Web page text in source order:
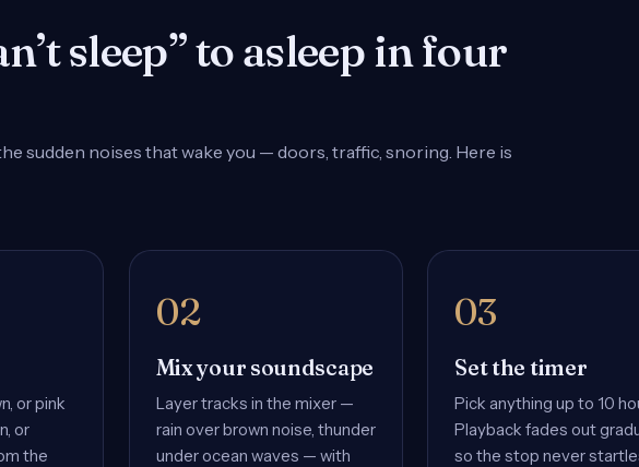
sleep” to asleep in four
sudden noises that wake you — doors, traffic, snoring. Here is
or pink
or
the
Mix your soundscape
Layer tracks in the mixer —
rain over brown noise, thunder
under ocean waves — with
Set the timer
Pick anything up to 10
Playback fades out
so the stop never